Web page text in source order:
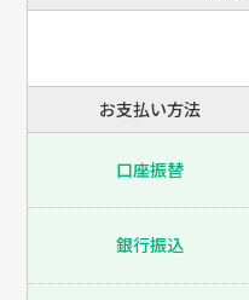
お支払い方法
口座振替
銀行振込